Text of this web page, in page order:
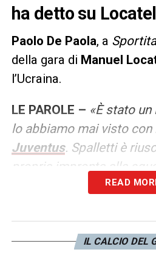
ha detto su
Paolo De Paola, a
della gara di Manuel
l’Ucraina.
LE PAROLE – «È stato
lo abbiamo mai visto con
Juventus. Spalletti è
propria impronta alla
giorni di lavoro. Non
LA PLAYLIST DELLE
READ
IL CALCIO DEL